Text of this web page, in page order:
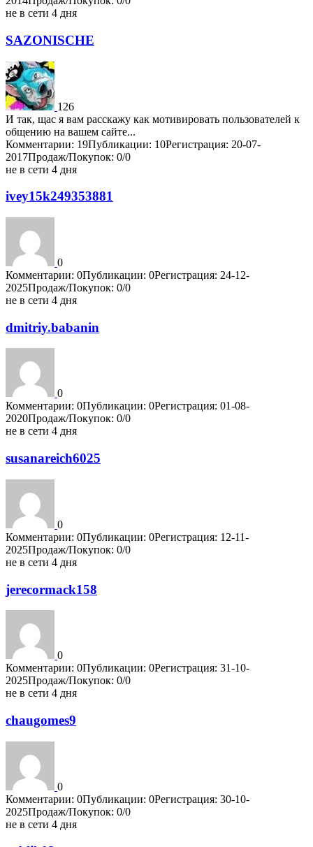
не в сети 4 дня
SAZONISCHE
126
И так, щас я вам расскажу как мотивировать пользователей к
общению на вашем сайте...
Комментарии: 19Публикации: 10Регистрация: 20-07-
2017Продаж/Покупок: 0/0
не в сети 4 дня
ivey15k249353881
0
Комментарии: 0Публикации: 0Регистрация: 24-12-
2025Продаж/Покупок: 0/0
не в сети 4 дня
dmitriy.babanin
0
Комментарии: 0Публикации: 0Регистрация: 01-08-
2020Продаж/Покупок: 0/0
не в сети 4 дня
susanareich6025
0
Комментарии: 0Публикации: 0Регистрация: 12-11-
2025Продаж/Покупок: 0/0
не в сети 4 дня
jerecormack158
0
Комментарии: 0Публикации: 0Регистрация: 31-10-
2025Продаж/Покупок: 0/0
не в сети 4 дня
chaugomes9
0
Комментарии: 0Публикации: 0Регистрация: 30-10-
2025Продаж/Покупок: 0/0
не в сети 4 дня